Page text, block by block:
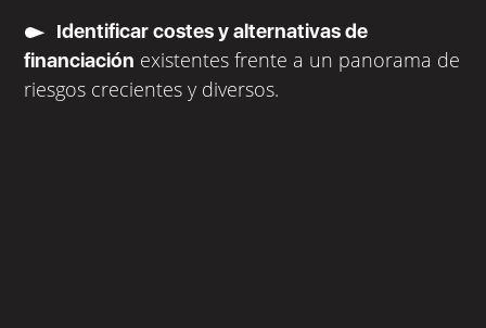
Identificar costes y alternativas de
financiación existentes frente a un panorama de
riesgos crecientes y diversos.